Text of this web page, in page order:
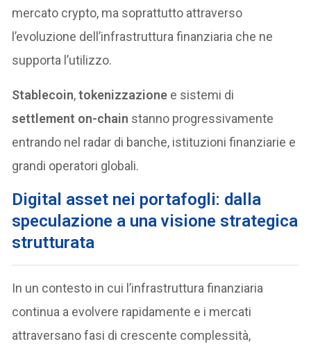
mercato crypto, ma soprattutto attraverso
l’evoluzione dell’infrastruttura finanziaria che ne
supporta l’utilizzo.
Stablecoin,tokenizzazione e sistemi di
settlement on-chain stanno progressivamente
entrando nel radar di banche, istituzioni finanziarie e
grandi operatori globali.
Digital asset nei portafogli: dalla
speculazione a una visione strategica
strutturata
In un contesto in cui l’infrastruttura finanziaria
continua a evolvere rapidamente e i mercati
attraversano fasi di crescente complessità,